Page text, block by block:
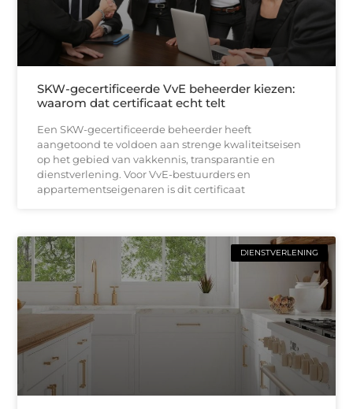
SKW-gecertificeerde VvE beheerder kiezen:
waarom dat certificaat echt telt
Een SKW-gecertificeerde beheerder heeft
aangetoond te voldoen aan strenge kwaliteitseisen
op het gebied van vakkennis, transparantie en
dienstverlening. Voor VvE-bestuurders en
appartementseigenaren is dit certificaat
DIENSTVERLENING